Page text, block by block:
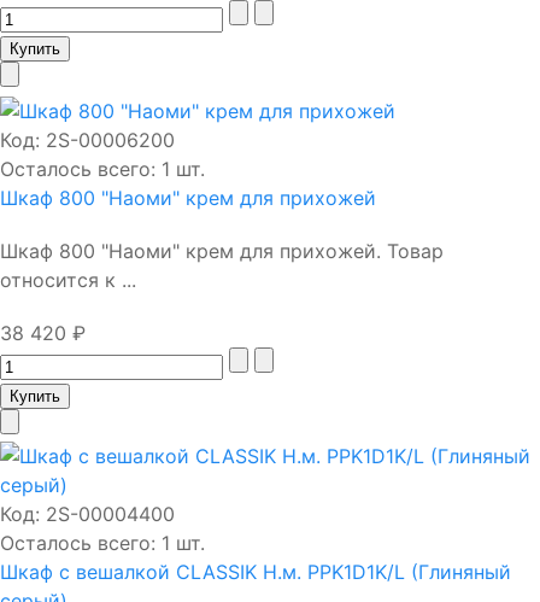
Код: 2S-00006200
Осталось всего: 1 шт.
Шкаф 800 "Наоми" крем для прихожей
Шкаф 800 "Наоми" крем для прихожей. Товар
относится к ...
38 420 ₽
Код: 2S-00004400
Осталось всего: 1 шт.
Шкаф с вешалкой CLASSIK Н.м. PPK1D1K/L (Глиняный